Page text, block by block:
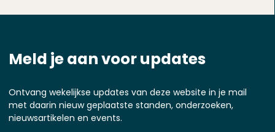
Meld je aan voor updates
Ontvang wekelijkse updates van deze website in je mail
met daarin nieuw geplaatste standen, onderzoeken,
nieuwsartikelen en events.